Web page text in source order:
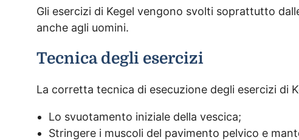
Gli esercizi di Kegel vengono svolti soprattutto
anche agli uomini.
Tecnica degli esercizi
La corretta tecnica di esecuzione degli esercizi di
Lo svuotamento iniziale della vescica;
Stringere i muscoli del pavimento pelvico e